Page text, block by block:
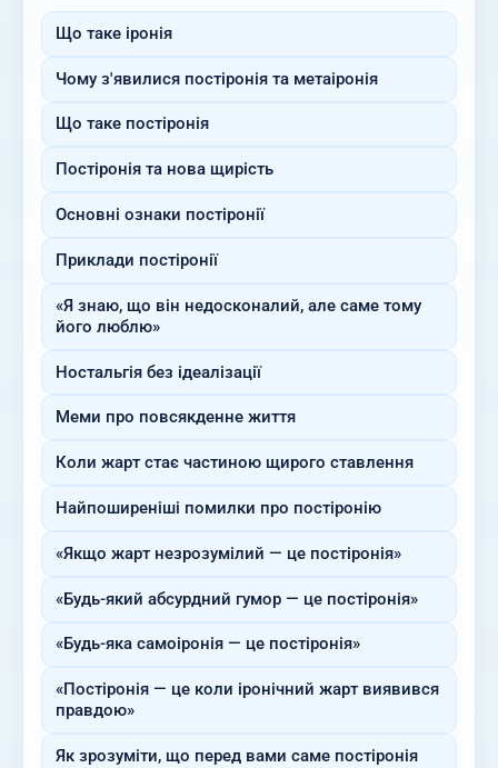
Що таке іронія
Чому з'явилися постіронія та метаіронія
Що таке постіронія
Постіронія та нова щирість
Основні ознаки постіронії
Приклади постіронії
«Я знаю, що він недосконалий, але саме тому
його люблю»
Ностальгія без ідеалізації
Меми про повсякденне життя
Коли жарт стає частиною щирого ставлення
Найпоширеніші помилки про постіронію
«Якщо жарт незрозумілий — це постіронія»
«Будь-який абсурдний гумор — це постіронія»
«Будь-яка самоіронія — це постіронія»
«Постіронія — це коли іронічний жарт виявився
правдою»
Як зрозуміти, що перед вами саме постіронія